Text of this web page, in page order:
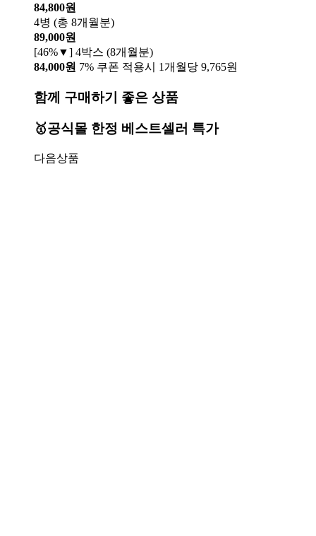
84,800원
4병 (총 8개월분)
89,000원
[46%▼] 4박스 (8개월분)
84,000원 7% 쿠폰 적용시 1개월당 9,765원
함께 구매하기 좋은 상품
🥇공식몰 한정 베스트셀러 특가
다음상품